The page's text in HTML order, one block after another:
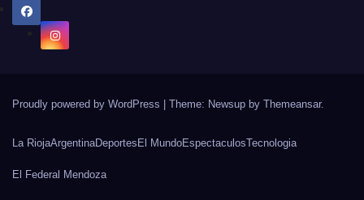
Proudly powered by WordPress | Theme: Newsup by Themeansar.
La RiojaArgentinaDeportes El MundoEspectaculosTecnologia
El Federal Mendoza